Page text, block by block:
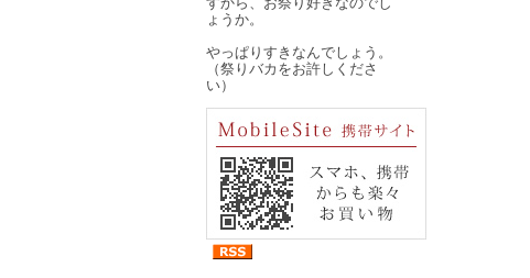
ょうか。
やっぱりすきなんでしょう。
（祭りバカをお許しくださ
い）